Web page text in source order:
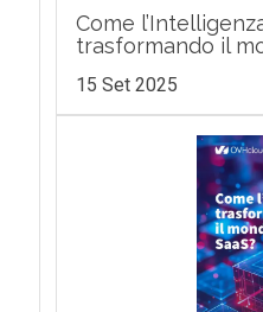
Come
trasformando il
15 Set 2025